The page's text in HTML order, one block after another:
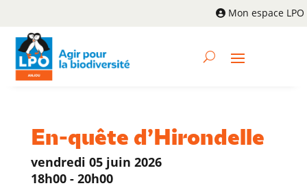
Mon espace LPO
En-quête d’Hirondelle
vendredi 05 juin 2026
18h00 - 20h00